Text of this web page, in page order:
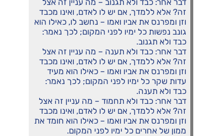
זה? אלא ללמדך, אם יש לו לאדם, ואינו מכבד
וזן ומפרנס את אביו ואמו – נחשב לו, כאילו הוא
גונב נפשות כל ימיו לפני המקום; לכך נאמר:
כבד ולא תגנוב.
דבר אחר: כבד ולא תענה – מה עניין זה אצל
זה? אלא ללמדך, אם יש לו לאדם, ואינו מכבד
וזן ומפרנס את אביו ואמו – כאילו הוא מעיד
עדות שקר כל ימיו לפני המקום; לכך נאמר:
כבד ולא תענה.
דבר אחר: כבד ולא תחמוד – מה עניין זה אצל
זה? אלא ללמדך, אם יש לו לאדם, ואינו מכבד
וזן ומפרנס את אביו ואמו – כאילו הוא חומד את
ממון של אחרים כל ימיו לפני המקום.